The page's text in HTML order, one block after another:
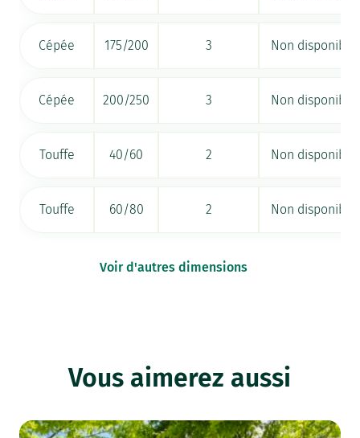
Cépée 175/200 3 Non disponible
Cépée 200/250 3 Non disponible
Touffe 40/60 2 Non disponible
Touffe 60/80 2 Non disponible
Voir d'autres dimensions
Vous aimerez aussi